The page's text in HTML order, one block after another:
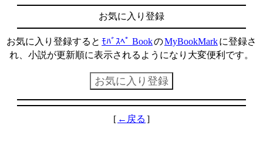
お気に入り登録
お気に入り登録すると ﾓﾊﾞｽﾍﾟ BookのMyBookMarkに登録さ
れ、小説が更新順に表示されるようになり大変便利です。
[ ←戻る ]